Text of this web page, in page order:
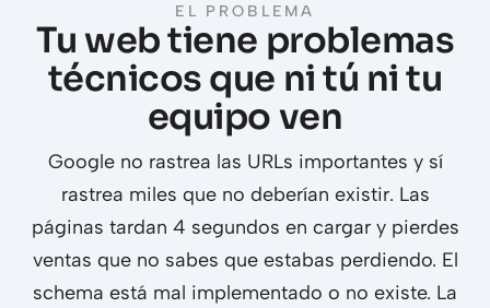
EL PROBLEMA
Tu web tiene problemas
técnicos que ni tú ni tu
equipo ven
Google no rastrea las URLs importantes y sí
rastrea miles que no deberían existir. Las
páginas tardan 4 segundos en cargar y pierdes
ventas que no sabes que estabas perdiendo. El
schema está mal implementado o no existe. La